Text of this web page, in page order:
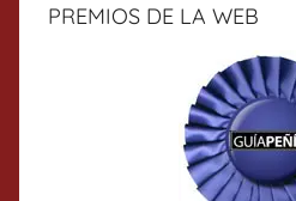
PREMIOS DE LA WEB